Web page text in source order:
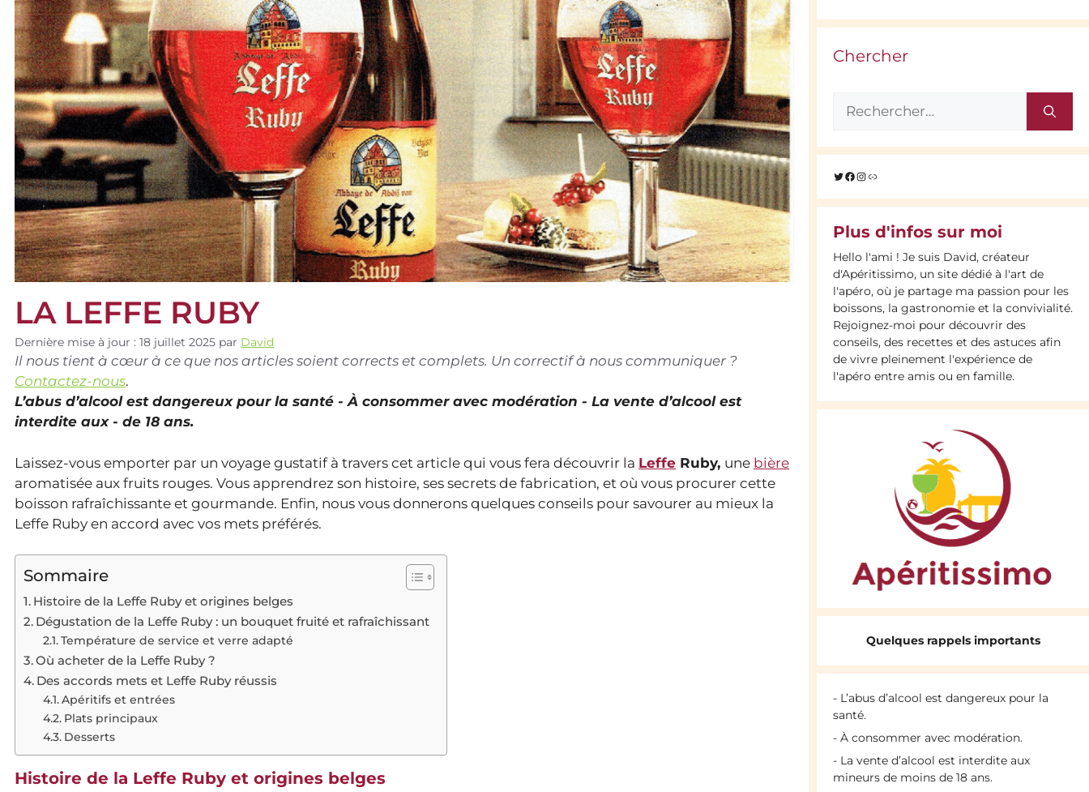
LA LEFFE RUBY
Dernière mise à jour : 18 juillet 2025 par David
Il nous tient à cœur à ce que nos articles soient corrects et complets. Un correctif à nous communiquer ?
Contactez-nous.
L’abus d’alcool est dangereux pour la santé - À consommer avec modération - La vente d’alcool est
interdite aux - de 18 ans.
Laissez-vous emporter par un voyage gustatif à travers cet article qui vous fera découvrir la Leffe Ruby, une bière
aromatisée aux fruits rouges. Vous apprendrez son histoire, ses secrets de fabrication, et où vous procurer cette
boisson rafraîchissante et gourmande. Enfin, nous vous donnerons quelques conseils pour savourer au mieux la
Leffe Ruby en accord avec vos mets préférés.
Sommaire
Histoire de la Leffe Ruby et origines belges
Dégustation de la Leffe Ruby : un bouquet fruité et rafraîchissant
Température de service et verre adapté
Où acheter de la Leffe Ruby ?
Des accords mets et Leffe Ruby réussis
Apéritifs et entrées
Plats principaux
Desserts
Histoire de la Leffe Ruby et origines belges
Chercher
Rechercher :
Twitter
Facebook
Instagram
Lien
Plus d'infos sur moi
Hello l'ami ! Je suis David, créateur
d'Apéritissimo, un site dédié à l'art de
l'apéro, où je partage ma passion pour les
boissons, la gastronomie et la convivialité.
Rejoignez-moi pour découvrir des
conseils, des recettes et des astuces afin
de vivre pleinement l'expérience de
l'apéro entre amis ou en famille.
Quelques rappels importants
- L’abus d’alcool est dangereux pour la
santé.
- À consommer avec modération.
- La vente d’alcool est interdite aux
mineurs de moins de 18 ans.